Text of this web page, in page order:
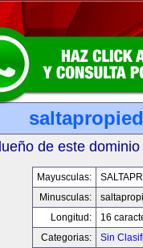
de este
Mayusculas:
Minusculas:
Longitud:
16
Categorias:
Sin